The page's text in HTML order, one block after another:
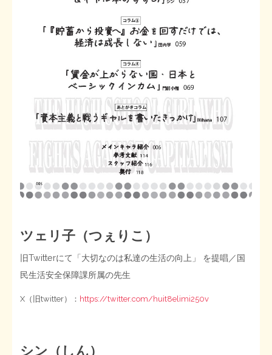
ツェリ子（つぇりこ）
旧Twitterにて「大切なのは私達の生活の向上」 を提唱／国
民生活安全保障課所属の先生
X（旧twitter）： https://twitter.com/huit8elimi250v
シン（しん）